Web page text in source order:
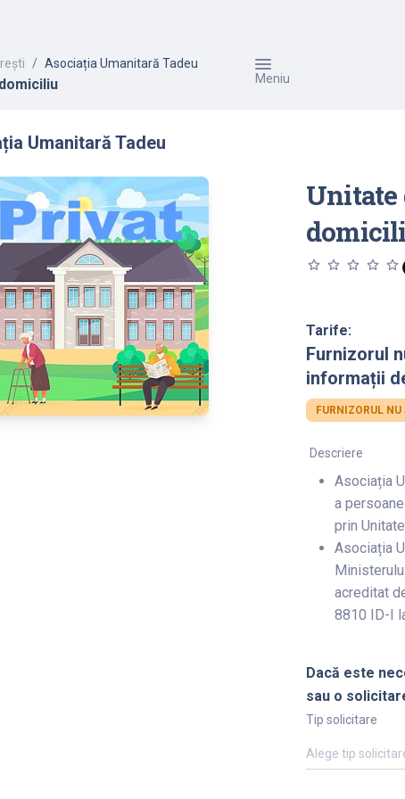
Asociația Umanitară Tadeu
Meniu
Umanitară Tadeu
Unitate
star_outline star_outline star_outline star_outline star_outline
Tarife:
Furnizorul
informații
FURNIZORUL
Descriere
Asociația
a
prin
Asociația
acreditat
8810 ID-I
Dacă este
sau o
Tip solicitare
Alege tip